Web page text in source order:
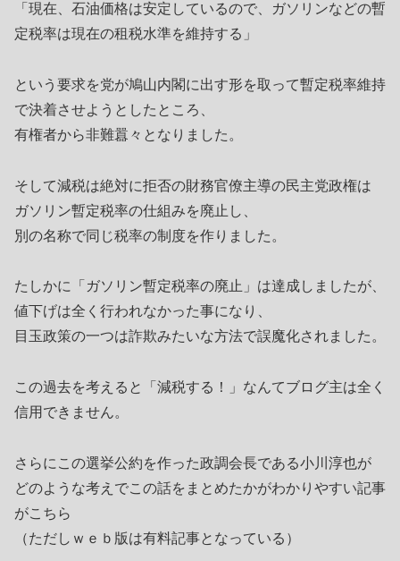
「現在、石油価格は安定しているので、ガソリンなどの暫
定税率は現在の租税水準を維持する」
という要求を党が鳩山内閣に出す形を取って暫定税率維持
で決着させようとしたところ、
有権者から非難囂々となりました。
そして減税は絶対に拒否の財務官僚主導の民主党政権は
ガソリン暫定税率の仕組みを廃止し、
別の名称で同じ税率の制度を作りました。
たしかに「ガソリン暫定税率の廃止」は達成しましたが、
値下げは全く行われなかった事になり、
目玉政策の一つは詐欺みたいな方法で誤魔化されました。
この過去を考えると「減税する！」なんてブログ主は全く
信用できません。
さらにこの選挙公約を作った政調会長である小川淳也が
どのような考えでこの話をまとめたかがわかりやすい記事
がこちら
（ただしｗｅｂ版は有料記事となっている）